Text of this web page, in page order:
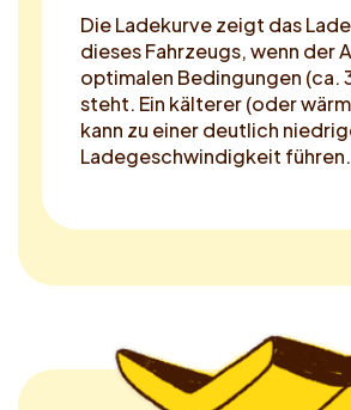
Die Ladekurve zeigt das
dieses Fahrzeugs, wenn der
optimalen Bedingungen (ca.
steht. Ein kälterer (oder
kann zu einer deutlich
Ladegeschwindigkeit führen.